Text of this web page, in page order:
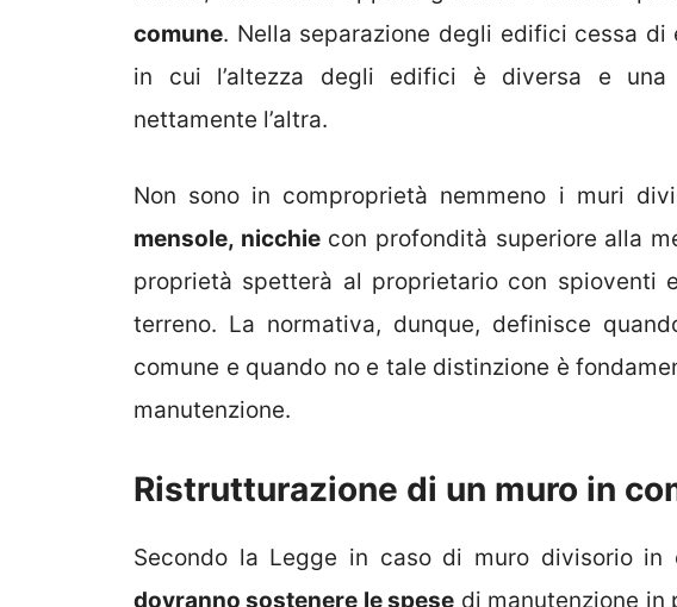
comune. Nella separazione degli edifici cessa di
in cui l’altezza degli edifici è diversa e una
nettamente l’altra.
Non sono in comproprietà nemmeno i muri
mensole, nicchiecon profondità superiore alla
proprietà spetterà al proprietario con spioventi
terreno. La normativa, dunque, definisce
comune e quando no e tale distinzione è
manutenzione.
Ristrutturazione di un muro in
Secondo la Legge in caso di muro divisorio in
dovranno sostenere le spese di manutenzione in